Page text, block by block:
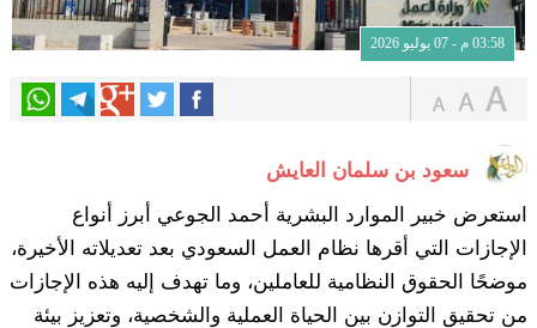
03:58 م - 07 يوليو 2026
سعود بن سلمان العايش
استعرض خبير الموارد البشرية أحمد الجوعي أبرز أنواع
الإجازات التي أقرها نظام العمل السعودي بعد تعديلاته الأخيرة،
موضحًا الحقوق النظامية للعاملين، وما تهدف إليه هذه الإجازات
من تحقيق التوازن بين الحياة العملية والشخصية، وتعزيز بيئة